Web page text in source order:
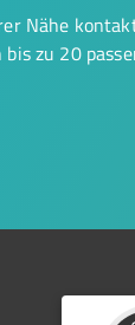
Nähe
zu 20